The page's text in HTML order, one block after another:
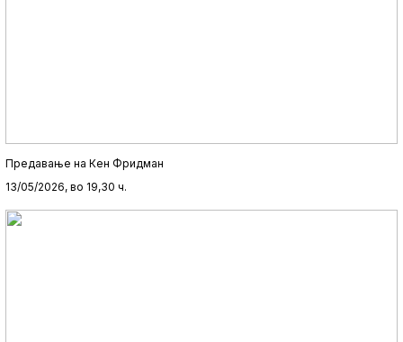
Предавање на Кен Фридман
13/05/2026, во 19,30 ч.